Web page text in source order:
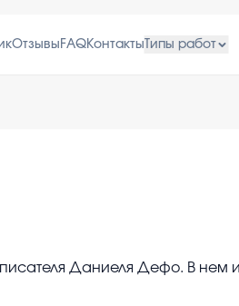
Отзывы FAQКонтакты Типы работ
писателя Даниеля Дефо. В нем